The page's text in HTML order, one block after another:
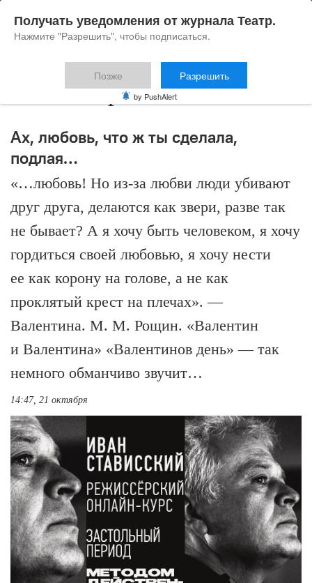
Ольга Стрекаловская
Ах, любовь, что ж ты сделала,
подлая…
«…любовь! Но из-за любви люди убивают
друг друга, делаются как звери, разве так
не бывает? А я хочу быть человеком, я хочу
гордиться своей любовью, я хочу нести
ее как корону на голове, а не как
проклятый крест на плечах». —
Валентина. М. М. Рощин. «Валентин
и Валентина» «Валентинов день» — так
немного обманчиво звучит…
14:47, 21 октября
Получать уведомления от журнала Театр.
Нажмите "Разрешить", чтобы подписаться.
Позже Разрешить
by PushAlert